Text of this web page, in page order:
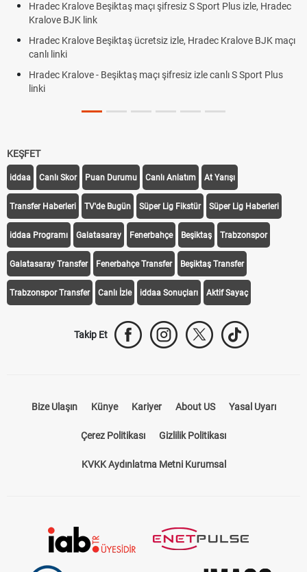
Hradec Kralove Beşiktaş maçı şifresiz S Sport Plus izle, Hradec
Kralove BJK link
Hradec Kralove Beşiktaş ücretsiz izle, Hradec Kralove BJK maçı
canlı linki
Hradec Kralove - Beşiktaş maçı şifresiz izle canlı S Sport Plus
linki
KEŞFET
iddaa Canlı Skor Puan Durumu Canlı Anlatım At Yarışı
Transfer Haberleri TV'de Bugün Süper Lig Fikstür Süper Lig Haberleri
iddaa Programı Galatasaray Fenerbahçe Beşiktaş Trabzonspor
Galatasaray Transfer Fenerbahçe Transfer Beşiktaş Transfer
Trabzonspor Transfer Canlı İzle iddaa Sonuçları Aktif Sayaç
Takip Et
Bize Ulaşın Künye Kariyer About US Yasal Uyarı
Çerez Politikası Gizlilik Politikası
KVKK Aydınlatma Metni Kurumsal